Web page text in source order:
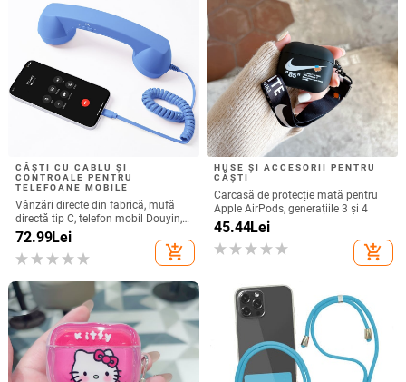
CĂȘTI CU CABLU ȘI
CONTROALE PENTRU
TELEFOANE MOBILE
Vânzări directe din fabrică, mufă
directă tip C, telefon mobil Douyin,
internet celebru, telefon mobil,
microfon electric, port C, căști cu fir,
cască
72.99Lei
add_shopping_cart
HUSE ȘI ACCESORII PENTRU
CĂȘTI
Carcasă de protecție mată pentru
Apple AirPods, generațiile 3 și 4
45.44Lei
add_shopping_cart